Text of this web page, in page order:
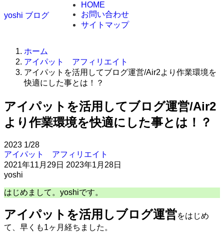
yoshi ブログ
HOME
お問い合わせ
サイトマップ
ホーム
アイパット アフィリエイト
アイパットを活用してブログ運営/Air2より作業環境を
快適にした事とは！？
アイパットを活用してブログ運営/Air2
より作業環境を快適にした事とは！？
2023 1/28
アイパット アフィリエイト
2021年11月29日 2023年1月28日
yoshi
はじめまして。yoshiです。
アイパットを活用しブログ運営をはじめ
て、早くも1ヶ月経ちました。